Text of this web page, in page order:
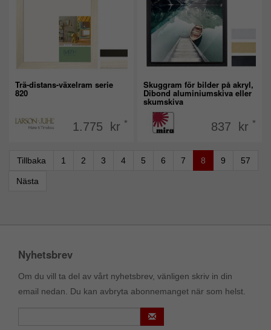
Trä-distans-växelram serie
820
1.775 kr *
Skuggram för bilder på akryl,
Dibond aluminiumskiva eller
skumskiva
837 kr *
Tillbaka 1 2 3 4 5 6 7 8 9 57
Nästa
Nyhetsbrev
Om du vill ta del av vårt nyhetsbrev, vänligen skriv in din
email nedan. Du kan avbryta abonnemanget när som helst.